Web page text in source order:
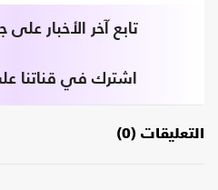
تابع آخر الأخبار على
اشترك في قناتنا
التعليقات (0)